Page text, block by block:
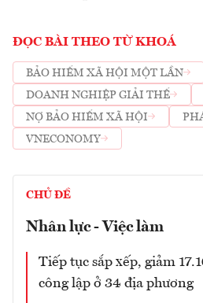
ĐỌC BÀI THEO TỪ KHOÁ
BẢO HIỂM XÃ HỘI MỘT LẦN
DOANH NGHIỆP GIẢI THỂ
NỢ BẢO HIỂM XÃ HỘI
VNECONOMY
CHỦ ĐỀ
Nhân lực - Việc làm
Tiếp tục sắp xếp, giảm
công lập ở 34 địa phương